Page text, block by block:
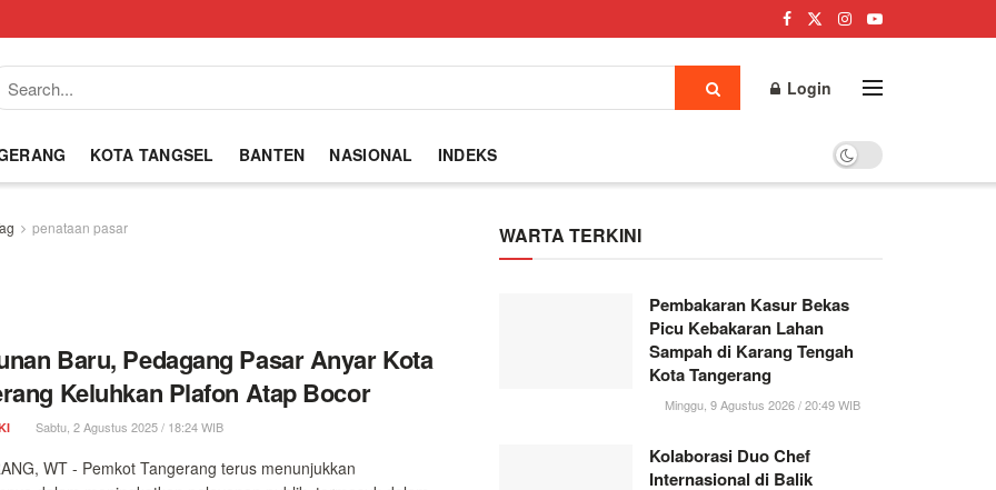
Login
KOTA TANGSEL BANTEN NASIONAL INDEKS
penataan pasar
Baru, Pedagang Pasar Anyar Kota
Keluhkan Plafon Atap Bocor
Sabtu, 2 Agustus 2025 / 18:24 WIB
WT - Pemkot Tangerang terus menunjukkan
WARTA TERKINI
Pembakaran Kasur Bekas
Picu Kebakaran Lahan
Sampah di Karang Tengah
Kota Tangerang
Minggu, 9 Agustus 2026 / 20:49 WIB
Kolaborasi Duo Chef
Internasional di Balik